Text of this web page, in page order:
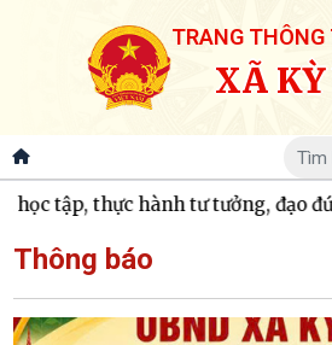
TRANG
XÃ
hành tư tưởng, đạo đức,
Thông báo